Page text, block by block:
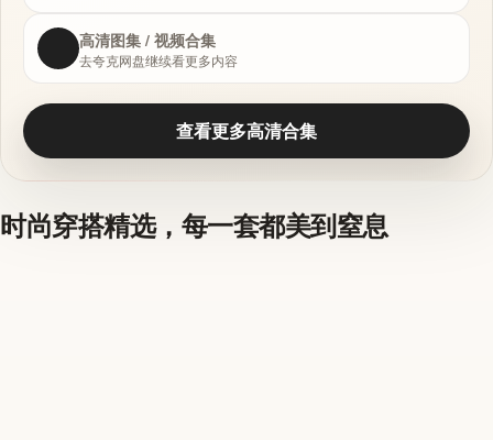
高清图集 / 视频合集
去夸克网盘继续看更多内容
查看更多高清合集
时尚穿搭精选，每一套都美到窒息